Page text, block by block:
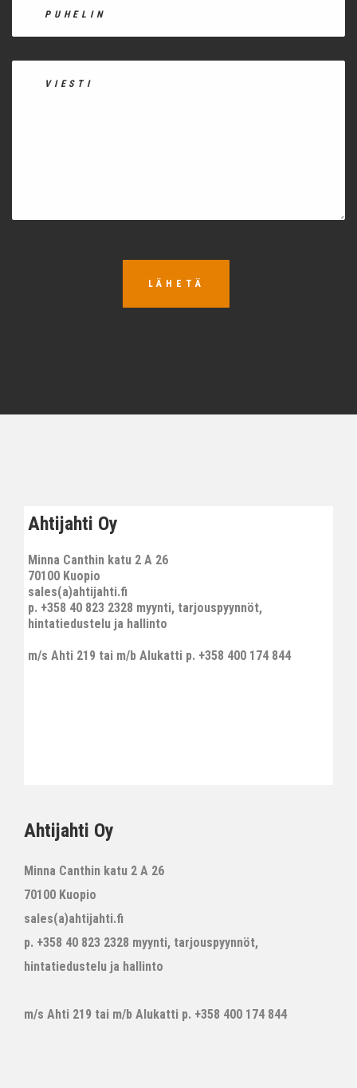
LÄHETÄ
Ahtijahti Oy
Minna Canthin katu 2 A 26
70100 Kuopio
sales(a)ahtijahti.fi
p. +358 40 823 2328 myynti, tarjouspyynnöt,
hintatiedustelu ja hallinto
m/s Ahti 219 tai m/b Alukatti p. +358 400 174 844
Ahtijahti Oy
Minna Canthin katu 2 A 26
70100 Kuopio
sales(a)ahtijahti.fi
p. +358 40 823 2328 myynti, tarjouspyynnöt,
hintatiedustelu ja hallinto
m/s Ahti 219 tai m/b Alukatti p. +358 400 174 844